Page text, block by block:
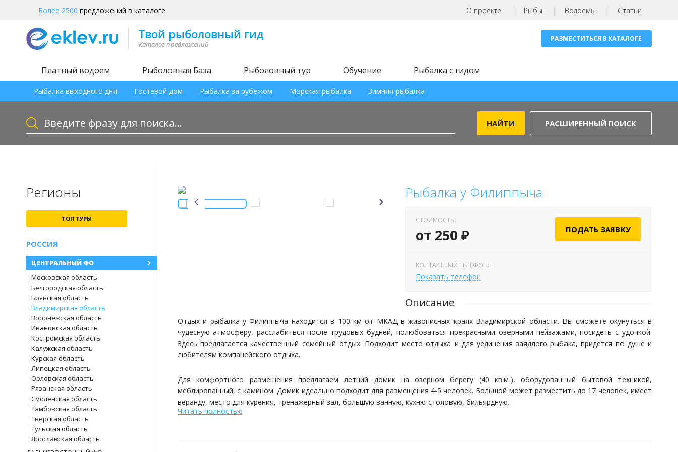
Более 2500 предложений в каталоге О проекте Рыбы Водоемы Статьи
РАЗМЕСТИТЬСЯ В КАТАЛОГЕ
Платный водоем Рыболовная База Рыболовный тур Обучение Рыбалка с гидом
Рыбалка выходного дня Гостевой дом Рыбалка за рубежом Морская рыбалка Зимняя рыбалка
РАСШИРЕННЫЙ ПОИСК
Регионы
ТОП ТУРЫ
РОССИЯ
ЦЕНТРАЛЬНЫЙ ФО
Московская область
Белгородская область
Брянская область
Владимирская область
Воронежская область
Ивановская область
Костромская область
Калужская область
Курская область
Липецкая область
Орловская область
Рязанская область
Смоленская область
Тамбовская область
Тверская область
Тульская область
Ярославская область
Рыбалка у Филиппыча
СТОИМОСТЬ:
от 250 ₽ ПОДАТЬ ЗАЯВКУ
КОНТАКТНЫЙ ТЕЛЕФОН:
Показать телефон
Описание
Отдых и рыбалка у Филиппыча находится в 100 км от МКАД в живописных краях Владимирской области. Вы сможете окунуться в
чудесную атмосферу, расслабиться после трудовых будней, полюбоваться прекрасными озерными пейзажами, посидеть с удочкой.
Здесь предлагается качественный семейный отдых. Подходит место отдыха и для уединения заядлого рыбака, придется по душе и
любителям компанейского отдыха.
Для комфортного размещения предлагаем летний домик на озерном берегу (40 кв.м.), оборудованный бытовой техникой,
меблированный, с камином. Домик идеально подходит для размещения 4-5 человек. Большой может разместить до 17 человек, имеет
веранду, место для курения, тренажерный зал, большую ванную, кухню-столовую, бильярдную.
Читать полностью